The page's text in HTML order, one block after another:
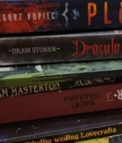
Lip 31